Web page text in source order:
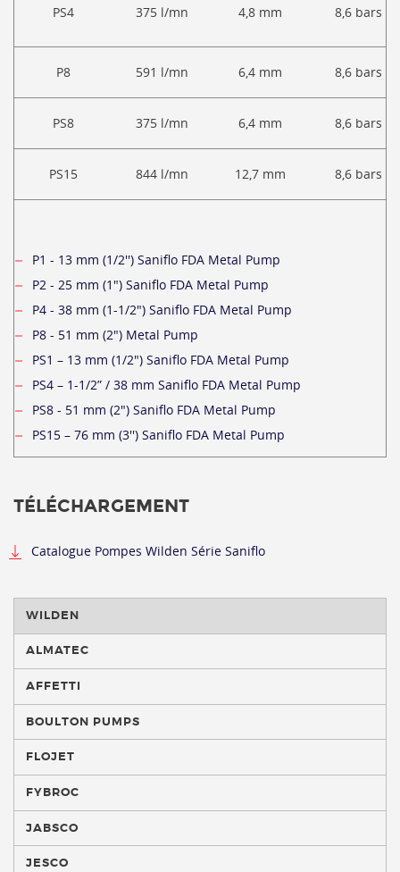
WILDEN
ALMATEC
AFFETTI
BOULTON PUMPS
FLOJET
FYBROC
JABSCO
JESCO
PS4 375 l/mn 4,8 mm 8,6 bars
P8 591 l/mn 6,4 mm 8,6 bars
PS8 375 l/mn 6,4 mm 8,6 bars
PS15 844 l/mn 12,7 mm 8,6 bars
P1 - 13 mm (1/2'') Saniflo FDA Metal Pump
P2 - 25 mm (1") Saniflo FDA Metal Pump
P4 - 38 mm (1-1/2") Saniflo FDA Metal Pump
P8 - 51 mm (2") Metal Pump
PS1 – 13 mm (1/2") Saniflo FDA Metal Pump
PS4 – 1-1/2” / 38 mm Saniflo FDA Metal Pump
PS8 - 51 mm (2") Saniflo FDA Metal Pump
PS15 – 76 mm (3'') Saniflo FDA Metal Pump
TÉLÉCHARGEMENT
Catalogue Pompes Wilden Série Saniflo